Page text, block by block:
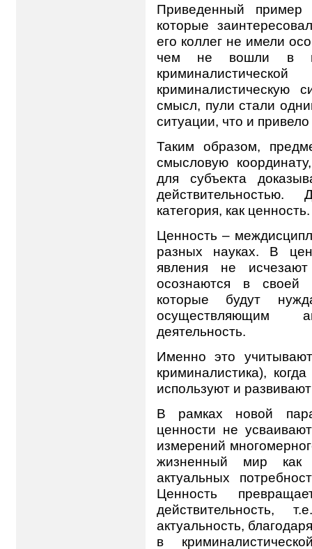
Приведенный пример
которые
его коллег не имели
чем не вошли в
смысл, пули стали
ситуации, что и
Таким образом,
смысловую
для субъекта
категория, как ценность.
Ценность –
разных науках. В
явления не
осознаются в своей
которые будут
осуществляющим
деятельность.
Именно это
криминалистика),
используют и
В рамках новой
ценности не
измерений
жизненный мир как
актуальных
Ценность
действительность,
актуальность,
в